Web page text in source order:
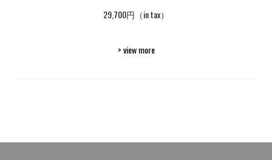
29,700円（in tax）
> view more